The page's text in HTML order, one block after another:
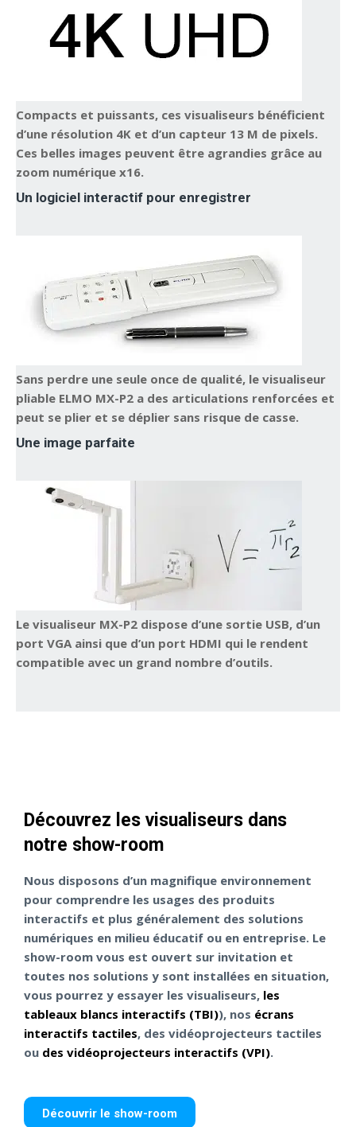
Compacts et puissants, ces visualiseurs bénéficient
d’une résolution 4K et d’un capteur 13 M de pixels.
Ces belles images peuvent être agrandies grâce au
zoom numérique x16.
Un logiciel interactif pour enregistrer
Sans perdre une seule once de qualité, le visualiseur
pliable ELMO MX-P2 a des articulations renforcées et
peut se plier et se déplier sans risque de casse.
Une image parfaite
Le visualiseur MX-P2 dispose d’une sortie USB, d’un
port VGA ainsi que d’un port HDMI qui le rendent
compatible avec un grand nombre d’outils.
Découvrez les visualiseurs dans
notre show-room
Nous disposons d’un magnifique environnement
pour comprendre les usages des produits
interactifs et plus généralement des solutions
numériques en milieu éducatif ou en entreprise. Le
show-room vous est ouvert sur invitation et
toutes nos solutions y sont installées en situation,
vous pourrez y essayer les visualiseurs, les
tableaux blancs interactifs (TBI)), nos écrans
interactifs tactiles, des vidéoprojecteurs tactiles
ou des vidéoprojecteurs interactifs (VPI).
Découvrir le show-room